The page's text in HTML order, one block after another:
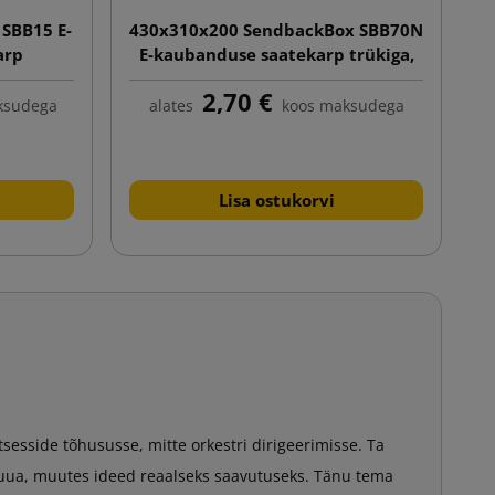
E-
430x310x200 SendbackBox SBB70N
E-kaubanduse saatekarp trükiga,
automaatne põhi
alates 2,70 € koos maksudega
Lisa ostukorvi
tõhususse, mitte orkestri dirigeerimisse. Ta
muutes ideed reaalseks saavutuseks. Tänu tema